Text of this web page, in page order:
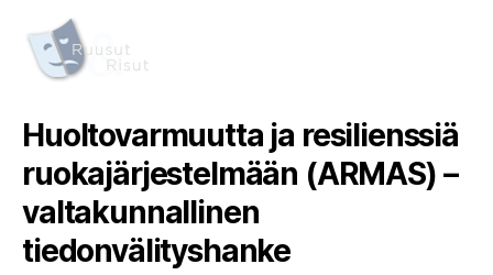
Huoltovarmuutta ja resilienssiä
ruokajärjestelmään (ARMAS) –
valtakunnallinen
tiedonvälityshanke